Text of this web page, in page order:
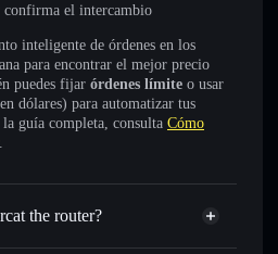
el intercambio
inteligente de órdenes en los
para encontrar el mejor precio
puedes fijar órdenes límite o usar
dólares) para automatizar tus
guía completa, consulta Cómo
.
the router?
verificado